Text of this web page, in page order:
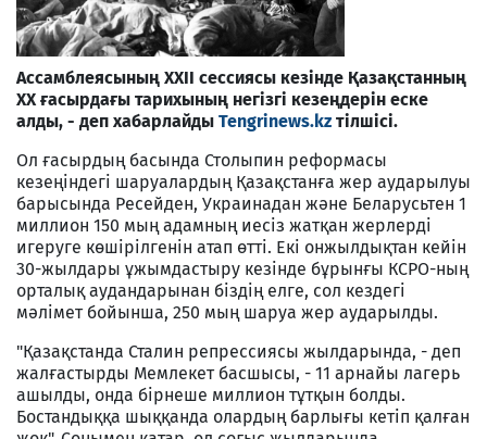
Ассамблеясының ХХІІ сессиясы кезінде Қазақстанның
ХХ ғасырдағы тарихының негізгі кезеңдерін еске
алды, - деп хабарлайды Tengrinews.kz тілшісі.
Ол ғасырдың басында Столыпин реформасы
кезеңіндегі шаруалардың Қазақстанға жер аударылуы
барысында Ресейден, Украинадан және Беларусьтен 1
миллион 150 мың адамның иесіз жатқан жерлерді
игеруге көшірілгенін атап өтті. Екі онжылдықтан кейін
30-жылдары ұжымдастыру кезінде бұрынғы КСРО-ның
орталық аудандарынан біздің елге, сол кездегі
мәлімет бойынша, 250 мың шаруа жер аударылды.
"Қазақстанда Сталин репрессиясы жылдарында, - деп
жалғастырды Мемлекет басшысы, - 11 арнайы лагерь
ашылды, онда бірнеше миллион тұтқын болды.
Бостандыққа шыққанда олардың барлығы кетіп қалған